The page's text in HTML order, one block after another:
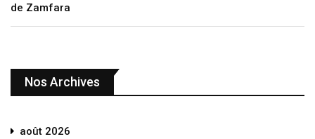
de Zamfara
Nos Archives
août 2026